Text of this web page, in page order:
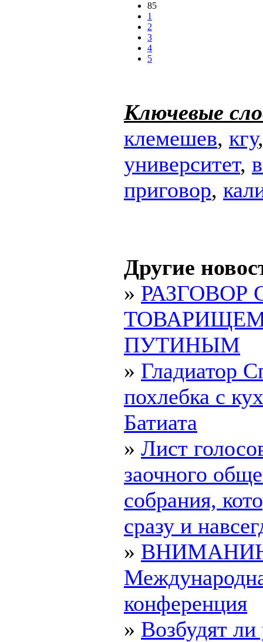
85
1
2
3
4
5
Ключевые
клемешев, кгу,
университет,
приговор,
Другие
» РАЗГОВОР
ПУТИНЫМ
» Гладиатор
похлебка с
Батиата
» Лист
заочного
собрания,
сразу и
»
конференция
» Возбудят ли